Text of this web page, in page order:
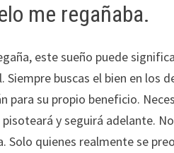
me regañaba.
este sueño puede
buscas el bien en los
para su propio beneficio.
y seguirá adelante.
quienes realmente se